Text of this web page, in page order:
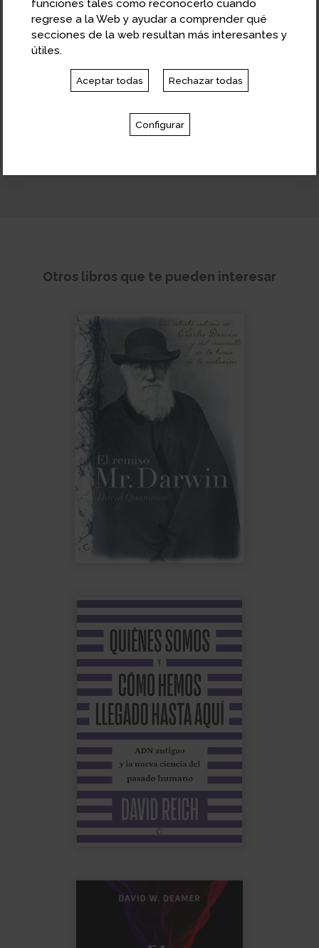
Michael J. Ryan
Biólogo. Catedrático en la University of Texas
Michael J. Ryan es catedrático en la University of
Smithsoniano de Investigaciones Tropicales de
Otros libros que te pueden interesar
funciones tales como reconocerlo cuando
regrese a la Web y ayudar a comprender qué
secciones de la web resultan más interesantes y
útiles.
Aceptar todas Rechazar todas
Configurar